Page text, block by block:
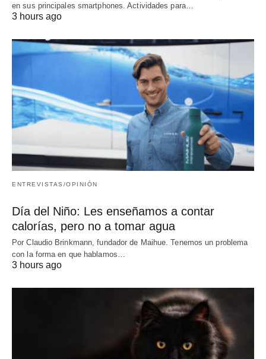
en sus principales smartphones. Actividades para…
3 hours ago
ENTREVISTAS/OPINIÓN
Día del Niño: Les enseñamos a contar
calorías, pero no a tomar agua
Por Claudio Brinkmann, fundador de Maihue. Tenemos un problema
con la forma en que hablamos…
3 hours ago